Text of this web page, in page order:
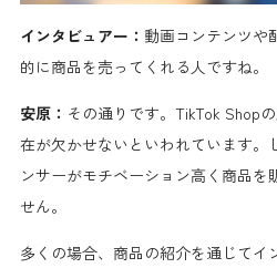
インタビュアー： 動画コンテンツや
的に商品を売ってくれる人ですね。
安原： その通りです。TikTok Shop
在が欠かせないといわれています。
ンサーがモチベーション高く商品を
せん。
多くの場合、商品の紹介を通じてイ